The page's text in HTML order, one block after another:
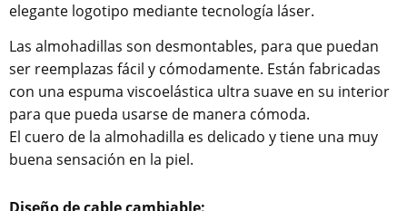
elegante logotipo mediante tecnología láser.
Las almohadillas son desmontables, para que puedan
ser reemplazas fácil y cómodamente. Están fabricadas
con una espuma viscoelástica ultra suave en su interior
para que pueda usarse de manera cómoda.
El cuero de la almohadilla es delicado y tiene una muy
buena sensación en la piel.